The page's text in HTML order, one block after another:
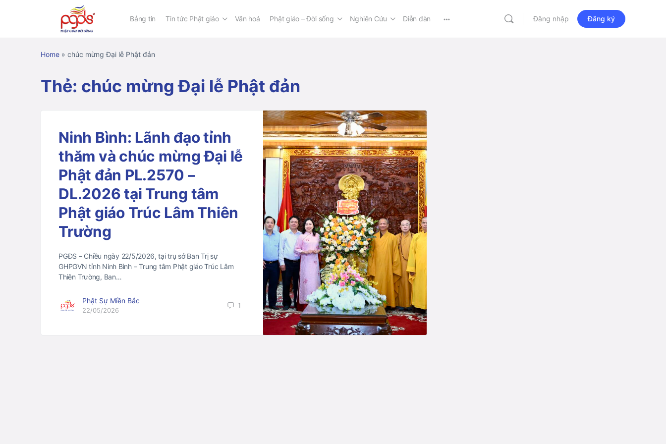
Bảng tin Tin tức Phật giáo Văn hoá Phật giáo – Đời sống Nghiên Cứu Diễn đàn Đăng nhập Đăng ký
Home » chúc mừng Đại lễ Phật đản
Thẻ: chúc mừng Đại lễ Phật đản
Ninh Bình: Lãnh đạo tỉnh
thăm và chúc mừng Đại lễ
Phật đản PL.2570 –
DL.2026 tại Trung tâm
Phật giáo Trúc Lâm Thiên
Trường
PGĐS – Chiều ngày 22/5/2026, tại trụ sở Ban Trị sự
GHPGVN tỉnh Ninh Bình – Trung tâm Phật giáo Trúc Lâm
Thiên Trường, Ban…
Phật Sự Miền Bắc
22/05/2026
1